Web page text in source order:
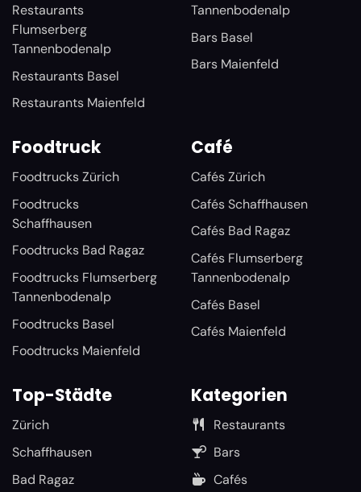
Restaurants
Flumserberg
Tannenbodenalp
Restaurants Basel
Restaurants Maienfeld
Tannenbodenalp
Bars Basel
Bars Maienfeld
Foodtruck
Foodtrucks Zürich
Foodtrucks
Schaffhausen
Foodtrucks Bad Ragaz
Foodtrucks Flumserberg
Tannenbodenalp
Foodtrucks Basel
Foodtrucks Maienfeld
Café
Cafés Zürich
Cafés Schaffhausen
Cafés Bad Ragaz
Cafés Flumserberg
Tannenbodenalp
Cafés Basel
Cafés Maienfeld
Top-Städte
Zürich
Schaffhausen
Bad Ragaz
Kategorien
Restaurants
Bars
Cafés